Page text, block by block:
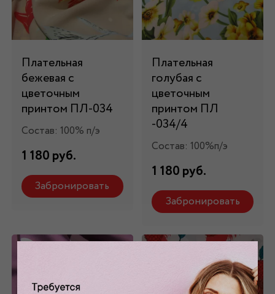
Плательная
бежевая с
цветочным
принтом ПЛ-034
Состав: 100% п/э
1 180 руб.
Забронировать
Плательная
голубая с
цветочным
принтом ПЛ
-034/4
Состав: 100%п/э
1 180 руб.
Забронировать